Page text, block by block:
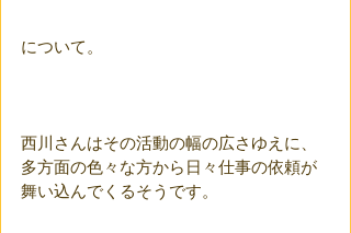
について。
西川さんはその活動の幅の広さゆえに、
多方面の色々な方から日々仕事の依頼が
舞い込んでくるそうです。